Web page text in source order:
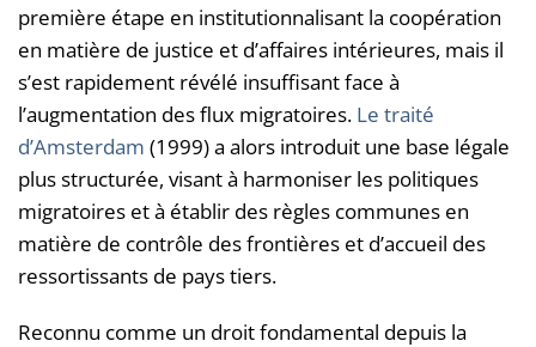
première étape en institutionnalisant la coopération
en matière de justice et d’affaires intérieures, mais il
s’est rapidement révélé insuffisant face à
l’augmentation des flux migratoires. Le traité
d’Amsterdam (1999) a alors introduit une base légale
plus structurée, visant à harmoniser les politiques
migratoires et à établir des règles communes en
matière de contrôle des frontières et d’accueil des
ressortissants de pays tiers.
Reconnu comme un droit fondamental depuis la